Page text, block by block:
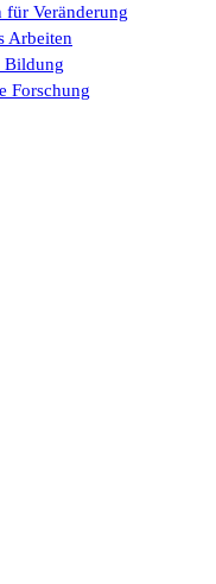
Veränderung
Arbeiten
Bildung
Forschung